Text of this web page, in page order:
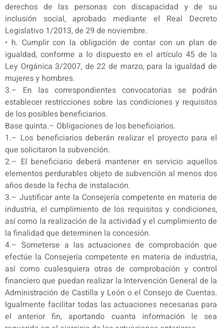
derechos de las personas con discapacidad y de su
inclusión social, aprobado mediante el Real Decreto
Legislativo 1/2013, de 29 de noviembre.
• h. Cumplir con la obligación de contar con un plan de
igualdad, conforme a lo dispuesto en el artículo 45 de la
Ley Orgánica 3/2007, de 22 de marzo, para la igualdad de
mujeres y hombres.
3.– En las correspondientes convocatorias se podrán
establecer restricciones sobre las condiciones y requisitos
de los posibles beneficiarios.
Base quinta.– Obligaciones de los beneficiarios.
1.– Los beneficiarios deberán realizar el proyecto para el
que solicitaron la subvención.
2.– El beneficiario deberá mantener en servicio aquellos
elementos perdurables objeto de subvención al menos dos
años desde la fecha de instalación.
3.– Justificar ante la Consejería competente en materia de
industria, el cumplimiento de los requisitos y condiciones,
así como la realización de la actividad y el cumplimiento de
la finalidad que determinen la concesión.
4.– Someterse a las actuaciones de comprobación que
efectúe la Consejería competente en materia de industria,
así como cualesquiera otras de comprobación y control
financiero que puedan realizar la Intervención General de la
Administración de Castilla y León o el Consejo de Cuentas.
Igualmente facilitar todas las actuaciones necesarias para
el anterior fin, aportando cuanta información le sea